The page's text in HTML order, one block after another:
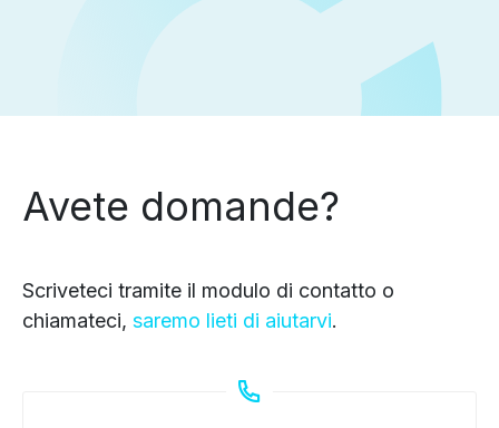
Avete domande?
Scriveteci tramite il modulo di contatto o
chiamateci, saremo lieti di aiutarvi.